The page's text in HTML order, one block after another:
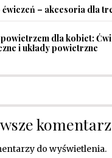
– akcesoria dla
dla kobiet:
i układy powietrzne
do wyświetlenia.